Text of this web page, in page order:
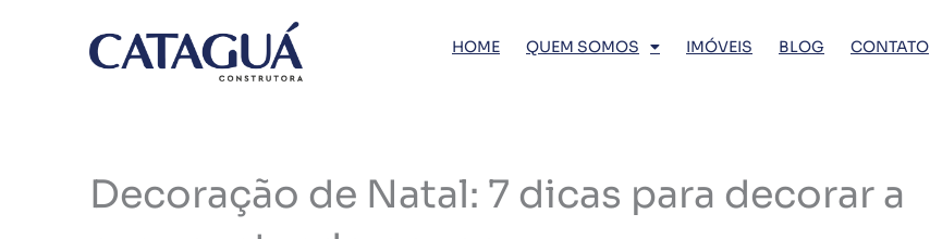
HOME QUEM SOMOS IMÓVEIS BLOG CONTATO
Decoração de Natal: 7 dicas para decorar a